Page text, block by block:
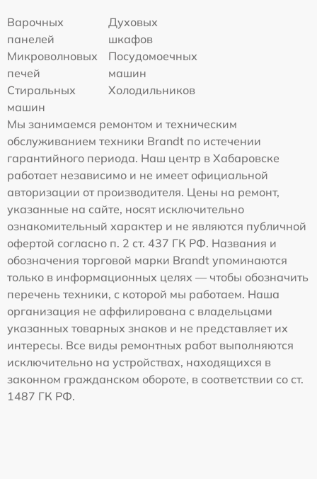
Варочных
панелей
Духовых
шкафов
Микроволновых
печей
Посудомоечных
машин
Стиральных
машин
Холодильников
Мы занимаемся ремонтом и техническим
обслуживанием техники Brandt по истечении
гарантийного периода. Наш центр в Хабаровске
работает независимо и не имеет официальной
авторизации от производителя. Цены на ремонт,
указанные на сайте, носят исключительно
ознакомительный характер и не являются публичной
офертой согласно п. 2 ст. 437 ГК РФ. Названия и
обозначения торговой марки Brandt упоминаются
только в информационных целях — чтобы обозначить
перечень техники, с которой мы работаем. Наша
организация не аффилирована с владельцами
указанных товарных знаков и не представляет их
интересы. Все виды ремонтных работ выполняются
исключительно на устройствах, находящихся в
законном гражданском обороте, в соответствии со ст.
1487 ГК РФ.